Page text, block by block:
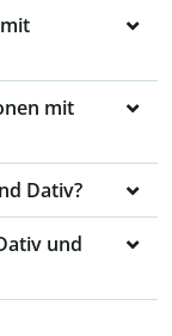
mit
Dativ?
und